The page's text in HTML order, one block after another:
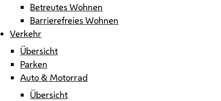
Betreutes Wohnen
Barrierefreies Wohnen
Verkehr
Übersicht
Parken
Auto & Motorrad
Übersicht